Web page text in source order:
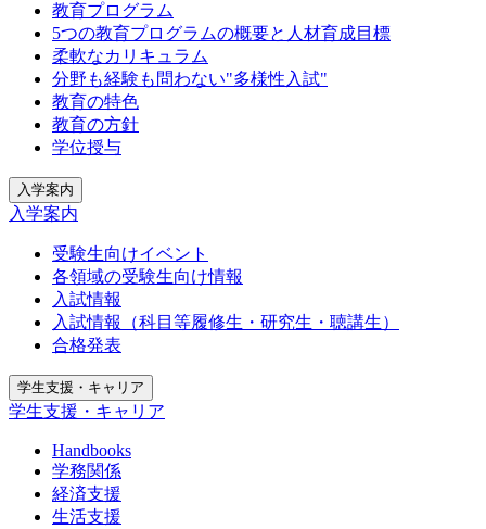
教育プログラム
5つの教育プログラムの概要と人材育成目標
柔軟なカリキュラム
分野も経験も問わない"多様性入試"
教育の特色
教育の方針
学位授与
入学案内
入学案内
受験生向けイベント
各領域の受験生向け情報
入試情報
入試情報（科目等履修生・研究生・聴講生）
合格発表
学生支援・キャリア
学生支援・キャリア
Handbooks
学務関係
経済支援
生活支援